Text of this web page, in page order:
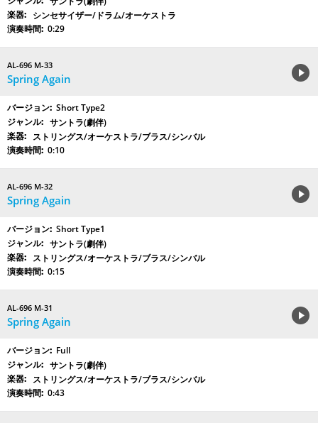
シンセサイザー/ドラム/オーケストラ
0:29
AL-696 M-33
Spring Again
Short Type2
サントラ(劇伴)
ストリングス/オーケストラ/ブラス/シンバル
0:10
AL-696 M-32
Spring Again
Short Type1
サントラ(劇伴)
ストリングス/オーケストラ/ブラス/シンバル
0:15
AL-696 M-31
Spring Again
Full
サントラ(劇伴)
ストリングス/オーケストラ/ブラス/シンバル
0:43